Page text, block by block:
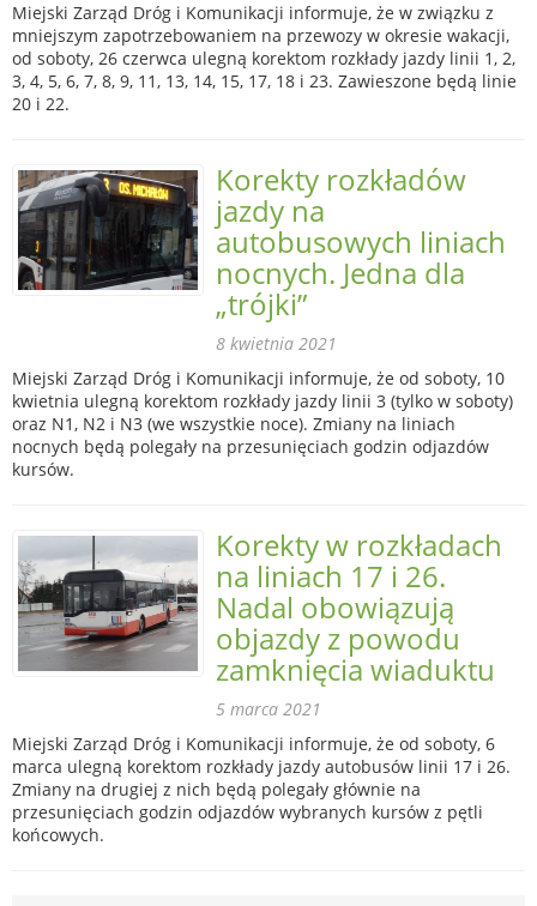
Miejski Zarząd Dróg i Komunikacji informuje, że w związku z
mniejszym zapotrzebowaniem na przewozy w okresie wakacji,
od soboty, 26 czerwca ulegną korektom rozkłady jazdy linii 1, 2,
3, 4, 5, 6, 7, 8, 9, 11, 13, 14, 15, 17, 18 i 23. Zawieszone będą linie
20 i 22.
Korekty rozkładów
jazdy na
autobusowych liniach
nocnych. Jedna dla
„trójki”
8 kwietnia 2021
Miejski Zarząd Dróg i Komunikacji informuje, że od soboty, 10
kwietnia ulegną korektom rozkłady jazdy linii 3 (tylko w soboty)
oraz N1, N2 i N3 (we wszystkie noce). Zmiany na liniach
nocnych będą polegały na przesunięciach godzin odjazdów
kursów.
Korekty w rozkładach
na liniach 17 i 26.
Nadal obowiązują
objazdy z powodu
zamknięcia wiaduktu
5 marca 2021
Miejski Zarząd Dróg i Komunikacji informuje, że od soboty, 6
marca ulegną korektom rozkłady jazdy autobusów linii 17 i 26.
Zmiany na drugiej z nich będą polegały głównie na
przesunięciach godzin odjazdów wybranych kursów z pętli
końcowych.